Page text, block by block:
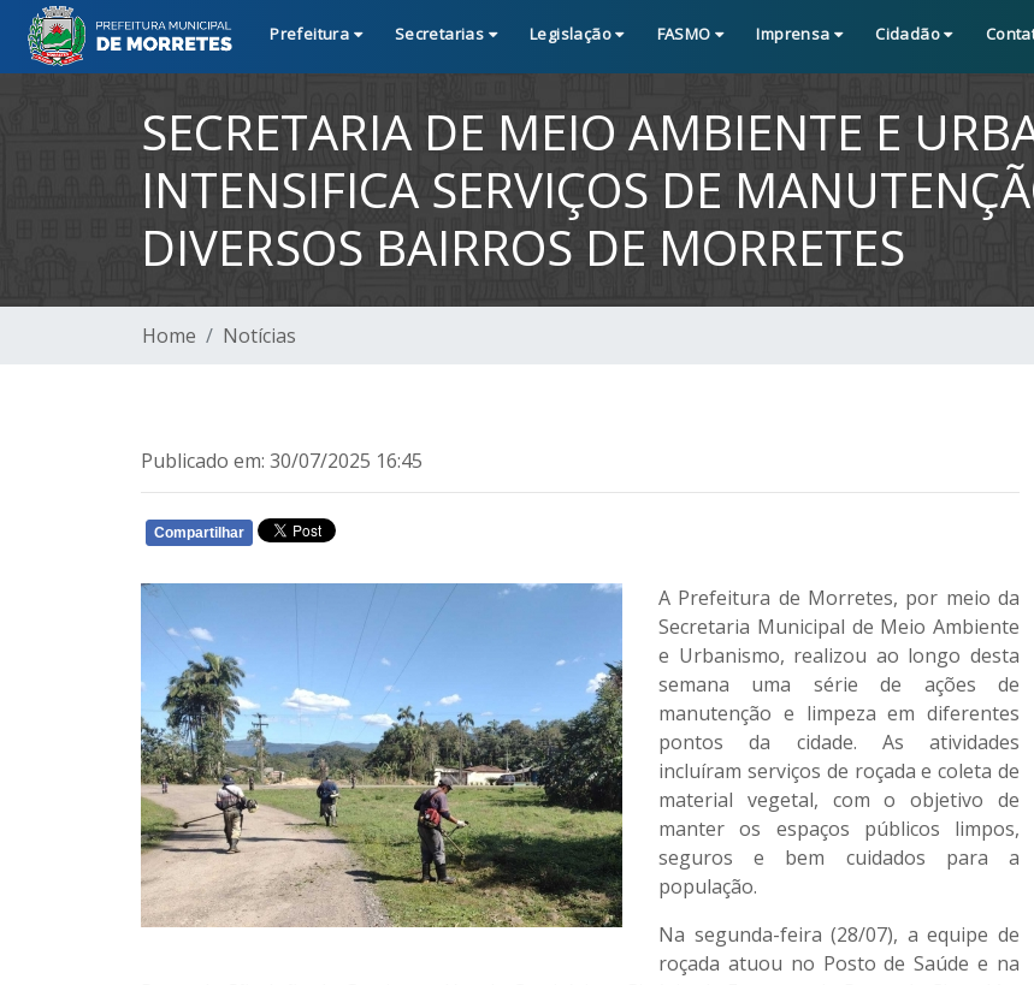
Prefeitura Secretarias Legislação FASMO Imprensa Cidadão
SECRETARIA DE MEIO AMBIENTE E
INTENSIFICA SERVIÇOS DE
DIVERSOS BAIRROS DE MORRETES
Home Notícias
Publicado em: 30/07/2025 16:45
Compartilhar
A Prefeitura de Morretes, por meio da
Secretaria Municipal de Meio Ambiente
e Urbanismo, realizou ao longo desta
semana uma série de ações de
manutenção e limpeza em diferentes
pontos da cidade. As atividades
incluíram serviços de roçada e coleta de
material vegetal, com o objetivo de
manter os espaços públicos limpos,
seguros e bem cuidados para a
população.
Na segunda-feira (28/07), a equipe de
roçada atuou no Posto de Saúde e na